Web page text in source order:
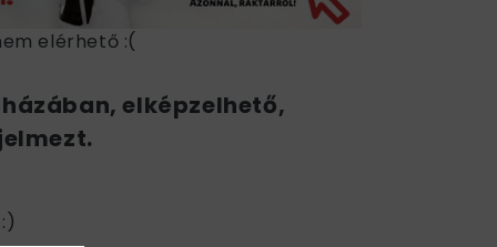
elérhető :(
elképzelhető,